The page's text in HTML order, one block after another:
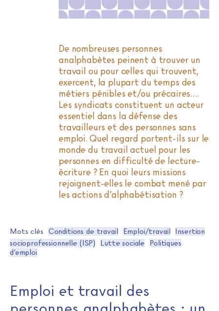
De nombreuses personnes
analphabètes peinent à trouver un
travail ou pour celles qui trouvent,
exercent, la plupart du temps des
métiers pénibles et/ou précaires….
Les syndicats constituent un acteur
essentiel dans la défense des
travailleurs et des personnes sans
emploi. Quel regard portent-ils sur le
monde du travail actuel pour les
personnes en difficulté de lecture-
écriture ? En quoi leurs missions
rejoignent-elles le combat mené par
les actions d’alphabétisation ?
Mots clés Conditions de travail Emploi/travail
Insertion
socioprofessionnelle (ISP)
Lutte sociale
Politiques
d’emploi
Emploi et travail des